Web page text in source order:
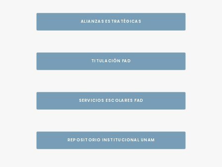
ALIANZAS ESTRATÉGICAS
TITULACIÓN FAD
SERVICIOS ESCOLARES FAD
REPOSITORIO INSTITUCIONAL UNAM